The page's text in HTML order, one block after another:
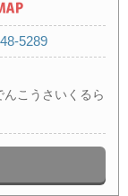
5289
こうさいくるら